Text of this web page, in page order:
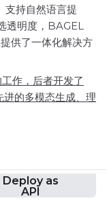
Deploy as
API
支持自然语言提
透明度，BAGEL
供了一体化解决方
作，后者开发了
的多模态生成、理